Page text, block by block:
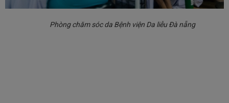
Phòng chăm sóc da Bệnh viện Da liễu Đà nẵng